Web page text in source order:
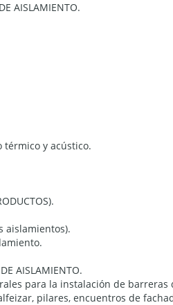
AISLAMIENTO.
térmico y acústico.
aislamientos).
AISLAMIENTO.
para la instalación de barreras
pilares, encuentros de